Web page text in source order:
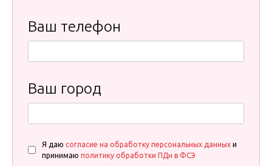
Ваш телефон
Ваш город
Я даю согласие на обработку персональных данных и
принимаю политику обработки ПДн в ФСЭ